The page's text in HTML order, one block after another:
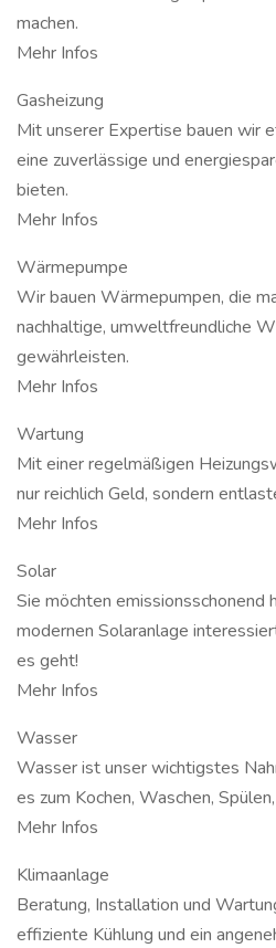
machen.
Mehr Infos
Gasheizung
Mit unserer Expertise bauen wir
eine zuverlässige und
bieten.
Mehr Infos
Wärmepumpe
Wir bauen Wärmepumpen, die
nachhaltige, umweltfreundliche
gewährleisten.
Mehr Infos
Wartung
Mit einer regelmäßigen
nur reichlich Geld, sondern
Mehr Infos
Solar
Sie möchten emissionsschonend
modernen Solaranlage
es geht!
Mehr Infos
Wasser
Wasser ist unser wichtigstes
es zum Kochen, Waschen,
Mehr Infos
Klimaanlage
Beratung, Installation und
effiziente Kühlung und ein